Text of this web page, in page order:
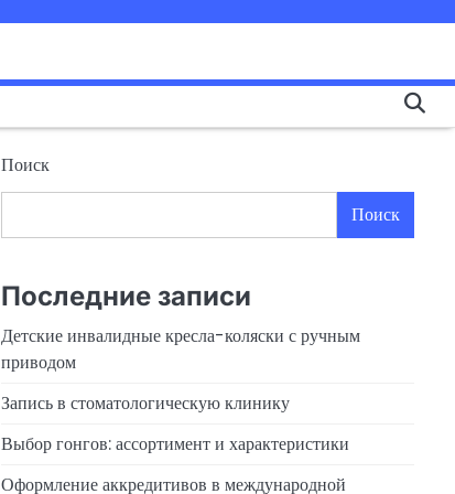
Поиск
Поиск
Последние записи
Детские инвалидные кресла-коляски с ручным
приводом
Запись в стоматологическую клинику
Выбор гонгов: ассортимент и характеристики
Оформление аккредитивов в международной